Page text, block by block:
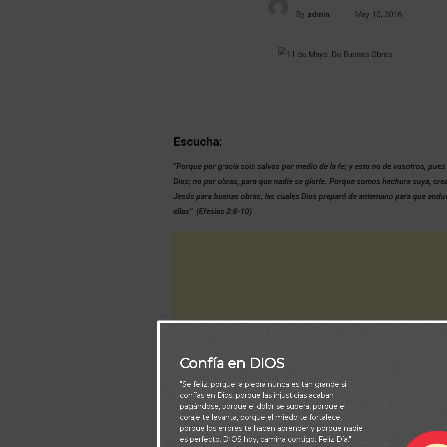
By admin May 10, 2016
Escucha:
“Porque por gracia sois salvos por medio de la fe; y esto no de vosotros, pues
Dios; no por obras, para que nadie se gloríe. Porque somos hechura suya,
Jesús para buenas obras, las cuales Dios preparó de antemano para que
ellas” (Efesios 2:8-10)
Piensa:
Seguro te ha pasado que has utilizado herramientas que sirven para una tarea
das cuenta que ellas no siempre te permite realizar de buena forma la tarea
fueron construidas. Por ejemplo un pelador de papas, no nos permite quitar la
Confía en DIOS
"Se feliz, porque la piedra nunca es tan grande si
confías en Dios, porque las injusticias acaban
pagándose, porque el dolor se supera, porque el
coraje te levanta, porque el miedo te fortalece,
porque los errores te hacen aprender y porque nadie
es perfecto. DIOS hoy, camina contigo. Feliz Día."